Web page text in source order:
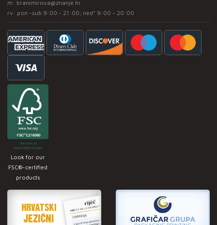
m: branimirova@znanje.hr
rv: pon -sub 9:00 - 21:00, ned* 9:00 - 20:00
Look for our
FSC®-certified
products